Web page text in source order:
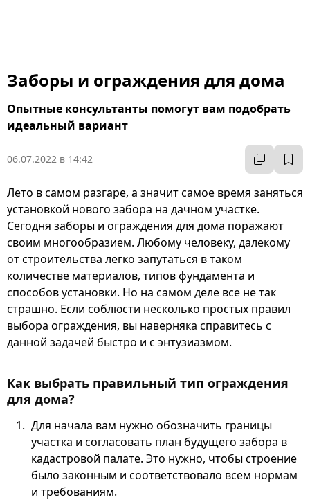
Заборы и ограждения для дома
Опытные консультанты помогут вам подобрать
идеальный вариант
06.07.2022 в 14:42
Лето в самом разгаре, а значит самое время заняться
установкой нового забора на дачном участке.
Сегодня заборы и ограждения для дома поражают
своим многообразием. Любому человеку, далекому
от строительства легко запутаться в таком
количестве материалов, типов фундамента и
способов установки. Но на самом деле все не так
страшно. Если соблюсти несколько простых правил
выбора ограждения, вы наверняка справитесь с
данной задачей быстро и с энтузиазмом.
Как выбрать правильный тип ограждения
для дома?
Для начала вам нужно обозначить границы
участка и согласовать план будущего забора в
кадастровой палате. Это нужно, чтобы строение
было законным и соответствовало всем нормам
и требованиям.